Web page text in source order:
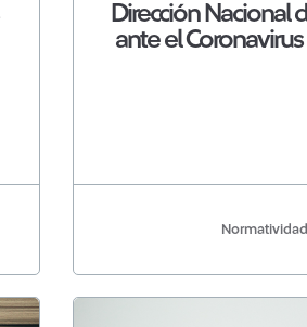
Dirección Nacional
ante el
Normatividad